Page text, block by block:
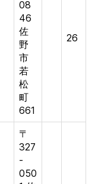
08
46
佐
野
市
若
松
町
661
26
〒
327
-
050